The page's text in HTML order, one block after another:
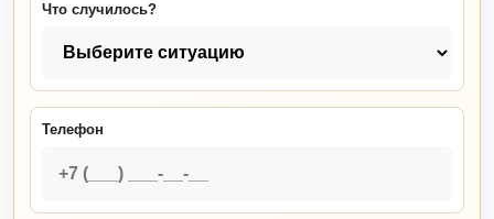
Что случилось?
Телефон